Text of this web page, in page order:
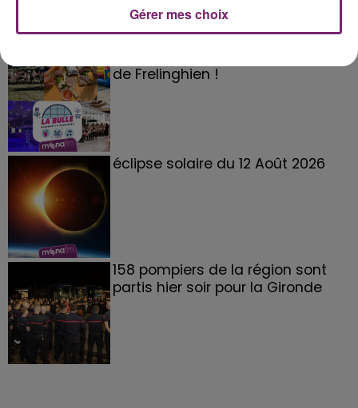
de Frelinghien !
éclipse solaire du 12 Août 2026
158 pompiers de la région sont
partis hier soir pour la Gironde
Gérer mes choix